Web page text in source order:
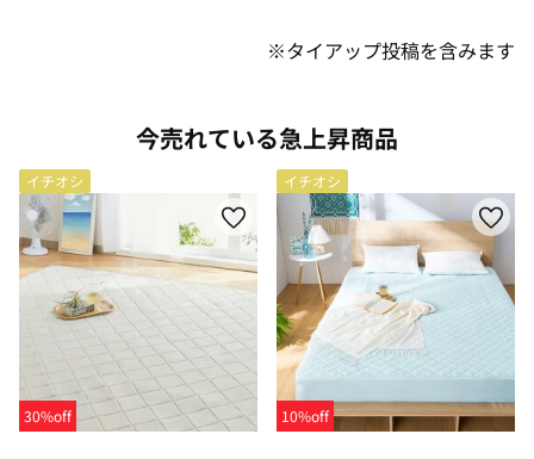
※タイアップ投稿を含みます
今売れている急上昇商品
イチオシ
30%off
イチオシ
10%off